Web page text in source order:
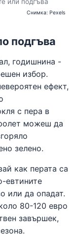
Снимка: Pexels
подгъва
годишнина -
избор.
ефект,
с пера в
можеш да
зелено.
как перата са
евтините
или да опадат.
80-120 евро
завършек,